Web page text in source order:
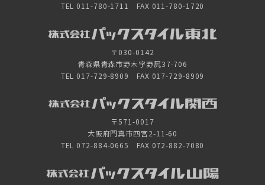
TEL 011-780-1711 FAX 011-780-1720
〒030-0142
青森県青森市野木字野尻37-706
TEL 017-729-8909 FAX 017-729-8909
〒571-0017
大阪府門真市四宮2-11-60
TEL 072-884-0665 FAX 072-882-7080